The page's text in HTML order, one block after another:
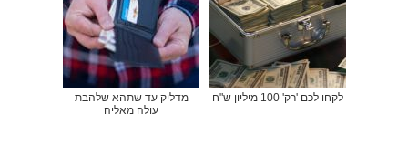
לקחו לכם 'רק' 100 מיליון ש"ח
מדליק עד שתהא שלהבת
עולה מאליה